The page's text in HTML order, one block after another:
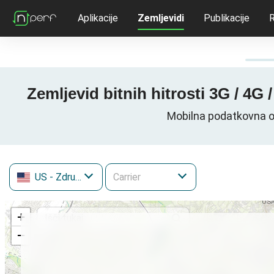
Aplikacije Zemljevidi Publikacije
Zemljevid bitnih hitrosti 3G / 4G
Mobilna podatkovna
US - Združene države Amerike
+
−